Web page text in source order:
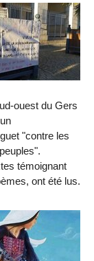
ouest du Gers
"contre les
témoignant
ont été lus.